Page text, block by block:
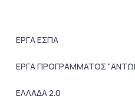
ΕΡΓΑ ΕΣΠΑ
ΕΡΓΑ ΠΡΟΓΡΑΜΜΑΤΟΣ
ΕΛΛΑΔΑ 2.0